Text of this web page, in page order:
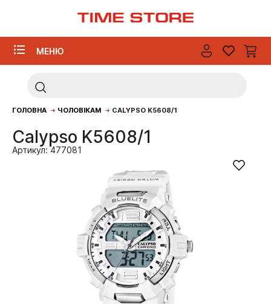
МЕНЮ
ГОЛОВНА ЧОЛОВІКАМ CALYPSO K5608/1
Calypso K5608/1
Артикул: 477081